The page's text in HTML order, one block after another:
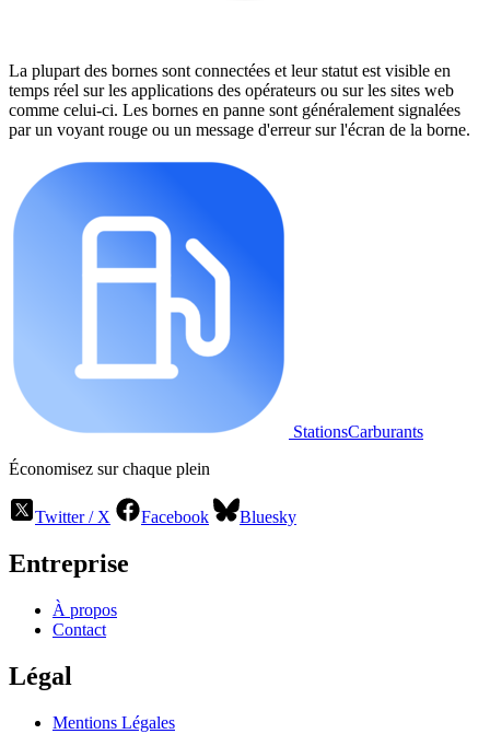
La plupart des bornes sont connectées et leur statut est visible en
temps réel sur les applications des opérateurs ou sur les sites web
comme celui-ci. Les bornes en panne sont généralement signalées
par un voyant rouge ou un message d'erreur sur l'écran de la borne.
StationsCarburants
Économisez sur chaque plein
Twitter / X Facebook Bluesky
Entreprise
À propos
Contact
Légal
Mentions Légales